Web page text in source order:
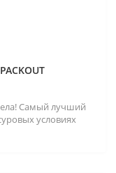
Самый лучший
условиях